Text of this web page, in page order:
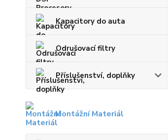
Kapacitory do auta
Odrušovací filtry
Příslušenství, doplňky
Montážní Materiál